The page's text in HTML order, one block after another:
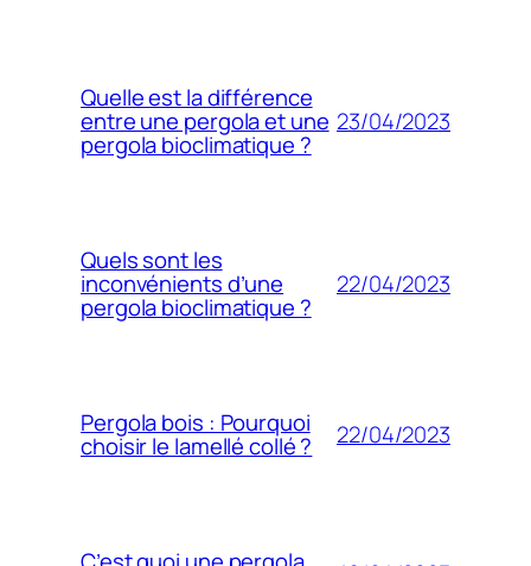
Quelle est la différence
entre une pergola et une
pergola bioclimatique ?
23/04/2023
Quels sont les
inconvénients d’une
pergola bioclimatique ?
22/04/2023
Pergola bois : Pourquoi
choisir le lamellé collé ? 22/04/2023